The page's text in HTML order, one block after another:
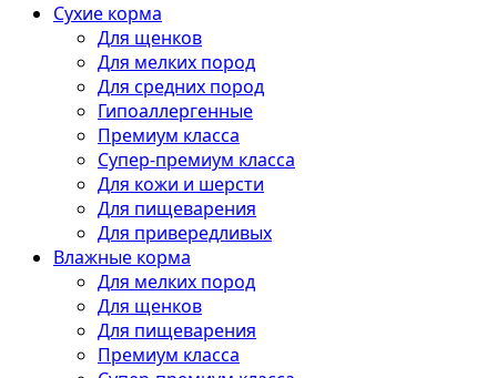
Сухие корма
Для щенков
Для мелких пород
Для средних пород
Гипоаллергенные
Премиум класса
Супер-премиум класса
Для кожи и шерсти
Для пищеварения
Для привередливых
Влажные корма
Для мелких пород
Для щенков
Для пищеварения
Премиум класса